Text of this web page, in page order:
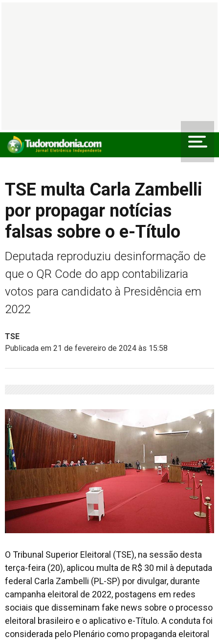
TSE multa Carla Zambelli
por propagar notícias
falsas sobre o e-Título
Deputada reproduziu desinformação de
que o QR Code do app contabilizaria
votos para candidato à Presidência em
2022
TSE
Publicada em 21 de fevereiro de 2024 às 15:58
O Tribunal Superior Eleitoral (TSE), na sessão desta
terça-feira (20), aplicou multa de R$ 30 mil à deputada
federal Carla Zambelli (PL-SP) por divulgar, durante
campanha eleitoral de 2022, postagens em redes
sociais que disseminam fake news sobre o processo
eleitoral brasileiro e o aplicativo e-Título. A conduta foi
considerada pelo Plenário como propaganda eleitoral